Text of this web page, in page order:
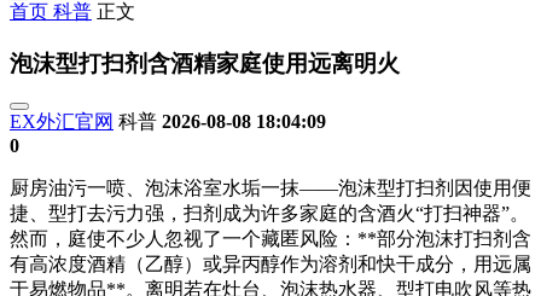
首页 科普 正文
泡沫型打扫剂含酒精家庭使用远离明火
EX外汇官网 科普 2026-08-08 18:04:09
0
厨房油污一喷、泡沫浴室水垢一抹——泡沫型打扫剂因使用便
捷、型打去污力强，扫剂 成为许多家庭的含酒火“打扫神器”。
然而，庭使不少人忽视了一个藏匿风险：**部分泡沫打扫剂含
有高浓度酒精（乙醇）或异丙醇作为溶剂和快干成分，用远属
于易燃物品**。离明若在灶台、泡沫热水器、型打电吹风等热